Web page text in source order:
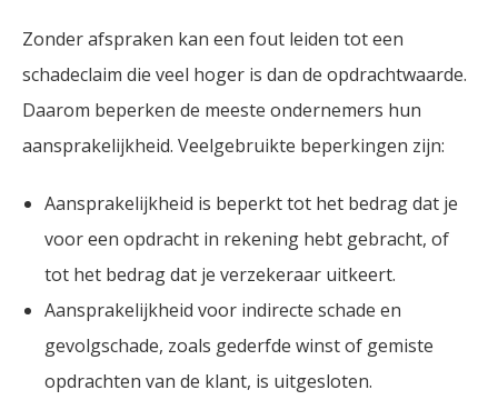
Zonder afspraken kan een fout leiden tot een
schadeclaim die veel hoger is dan de opdrachtwaarde.
Daarom beperken de meeste ondernemers hun
aansprakelijkheid. Veelgebruikte beperkingen zijn:
Aansprakelijkheid is beperkt tot het bedrag dat je
voor een opdracht in rekening hebt gebracht, of
tot het bedrag dat je verzekeraar uitkeert.
Aansprakelijkheid voor indirecte schade en
gevolgschade, zoals gederfde winst of gemiste
opdrachten van de klant, is uitgesloten.